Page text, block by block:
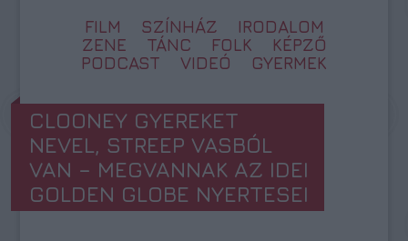
FILM SZÍNHÁZ
IRODALOM
ZENE
TÁNC FOLK
KÉPZŐ
PODCAST
VIDEÓ GYERMEK
CLOONEY GYEREKET
NEVEL, STREEP VASBÓL
VAN – MEGVANNAK AZ IDEI
GOLDEN GLOBE NYERTESEI